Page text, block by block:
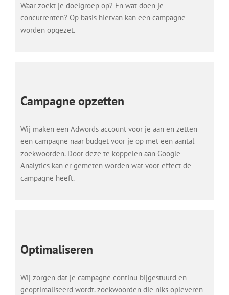
Waar zoekt je doelgroep op? En wat doen je
concurrenten? Op basis hiervan kan een campagne
worden opgezet.
Campagne opzetten
Wij maken een Adwords account voor je aan en zetten
een campagne naar budget voor je op met een aantal
zoekwoorden. Door deze te koppelen aan Google
Analytics kan er gemeten worden wat voor effect de
campagne heeft.
Optimaliseren
Wij zorgen dat je campagne continu bijgestuurd en
geoptimaliseerd wordt. zoekwoorden die niks opleveren